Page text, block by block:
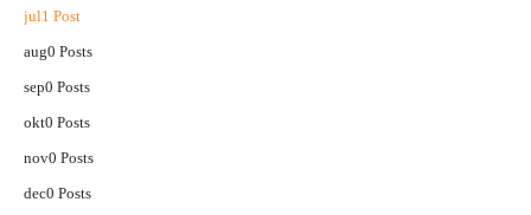
jul1 Post
aug0 Posts
sep0 Posts
okt0 Posts
nov0 Posts
dec0 Posts